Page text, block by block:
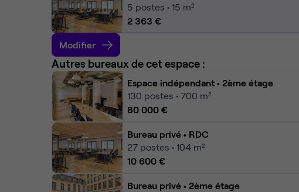
5 postes • 15 m²
2 363 €
Modifier
Autres bureaux de cet espace :
Espace indépendant • 2ème étage
130 postes • 700 m²
80 000 €
Bureau privé • RDC
27 postes • 104 m²
10 600 €
Bureau privé • 2ème étage